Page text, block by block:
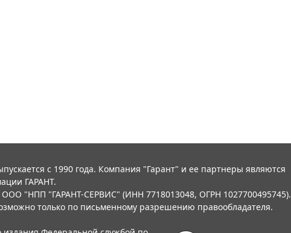
с 1990 года. Компания "Гарант" и ее партнеры являются
ГАРАНТ.
ООО "НПП "ГАРАНТ-СЕРВИС" (ИНН 7718013048, ОГРН 1027700495745).
только по письменному разрешению правообладателя.